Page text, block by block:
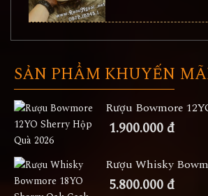
SẢN PHẨM KHUYẾN
Rượu Bowmore
1.900.000 đ
Rượu Whisky
5.800.000 đ